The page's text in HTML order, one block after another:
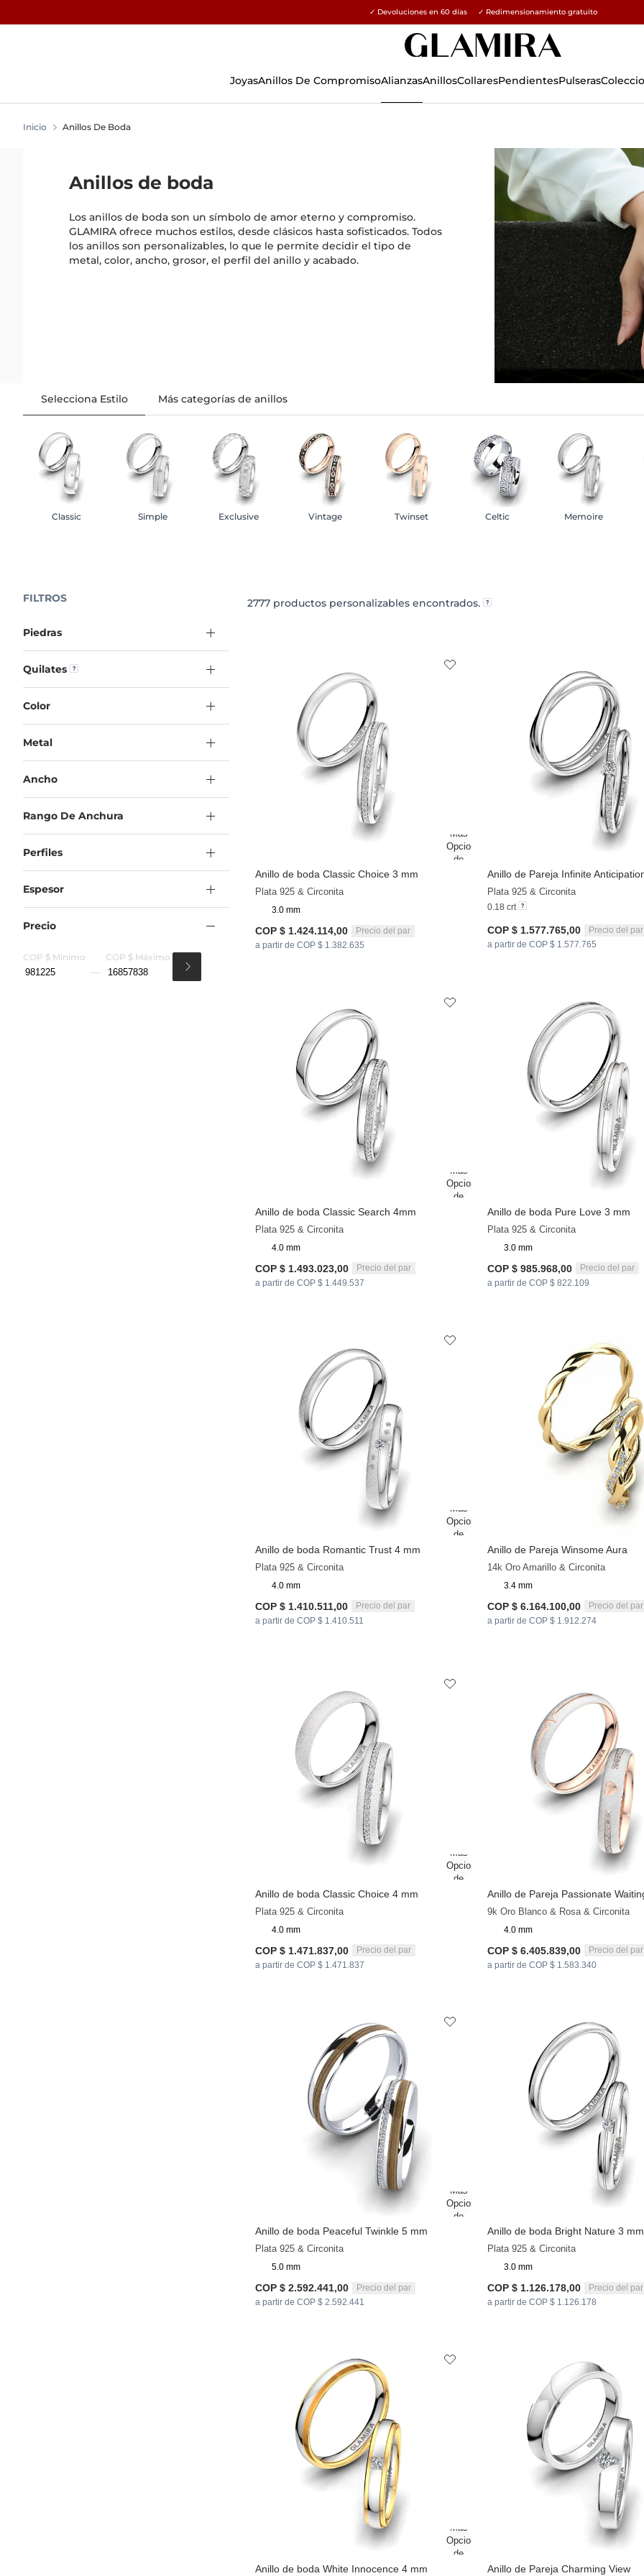
✓ Devoluciones en 60 días ✓ Redimensionamiento gratuito
JoyasAnillos De CompromisoAlianzasAnillosCollaresPendientesPulseras
Inicio Anillos De Boda
Anillos de boda
Los anillos de boda son un símbolo de amor eterno y compromiso.
GLAMIRA ofrece muchos estilos, desde clásicos hasta sofisticados. Todos
los anillos son personalizables, lo que le permite decidir el tipo de
metal, color, ancho, grosor, el perfil del anillo y acabado.
Selecciona Estilo
Classic Simple Exclusive Vintage Twinset Celtic Memoire
Más categorías de anillos
2777 productos personalizables encontrados.
Anillo de boda Classic Choice 3 mm
Plata 925 & Circonita
3.0 mm
COP $ 1.424.114,00
Precio del par
a partir de COP $ 1.382.635
Anillo de Pareja Infinite
Plata 925 & Circonita
0.18 crt
COP $ 1.577.765,00
Precio del par
a partir de COP $ 1.577.765
Anillo de boda Classic Search 4mm
Plata 925 & Circonita
4.0 mm
COP $ 1.493.023,00
Precio del par
a partir de COP $ 1.449.537
Anillo de boda Pure Love 3 mm
Plata 925 & Circonita
3.0 mm
COP $ 985.968,00
Precio del par
a partir de COP $ 822.109
Anillo de boda Romantic Trust 4 mm
Plata 925 & Circonita
4.0 mm
COP $ 1.410.511,00
Precio del par
a partir de COP $ 1.410.511
Anillo de Pareja Winsome Aura
14k Oro Amarillo & Circonita
3.4 mm
COP $ 6.164.100,00
Precio del par
a partir de COP $ 1.912.274
Anillo de boda Classic Choice 4 mm
Plata 925 & Circonita
4.0 mm
COP $ 1.471.837,00
Precio del par
a partir de COP $ 1.471.837
Anillo de Pareja Passionate
9k Oro Blanco & Rosa & Circonita
4.0 mm
COP $ 6.405.839,00
Precio del par
a partir de COP $ 1.583.340
Anillo de boda Peaceful Twinkle 5 mm
Plata 925 & Circonita
5.0 mm
COP $ 2.592.441,00
Precio del par
a partir de COP $ 2.592.441
Anillo de boda Bright Nature 3 mm
Plata 925 & Circonita
3.0 mm
COP $ 1.126.178,00
Precio del par
a partir de COP $ 1.126.178
Anillo de boda White Innocence 4 mm Anillo de Pareja Charming View
FILTROS
Piedras
Quilates
Color
Metal
Ancho
Rango De Anchura
Perfiles
Espesor
Precio
COP $ Mínimo COP $ Máximo